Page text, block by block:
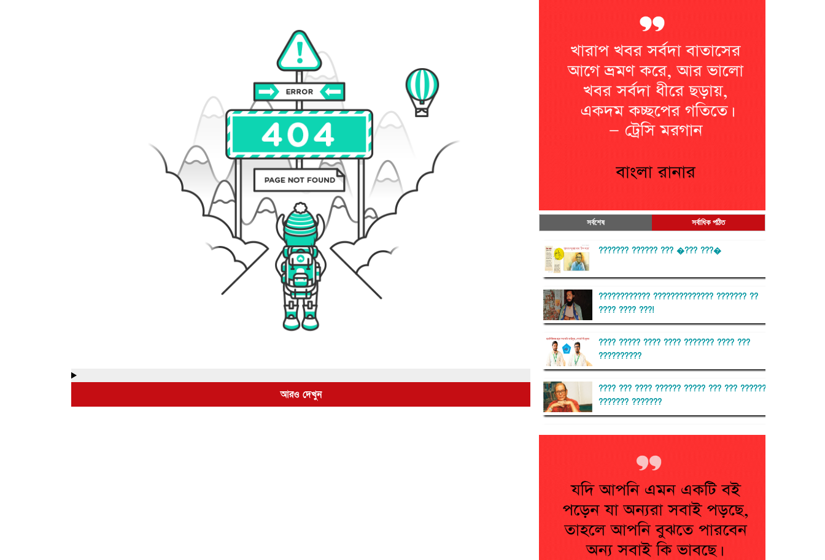
আরও দেখুন
সর্বশেষ সর্বাধিক পঠিত
??????? ?????? ??? �??? ???�
???????????? ?????????????? ??????? ??
???? ???? ???!
???? ????? ???? ???? ??????? ???? ???
??????????
???? ??? ???? ?????? ????? ??? ??? ??????
??????? ???????
??????? ?????????
?????????? ?? ?????
??????? ?????????????? ??????
???????????? ?????????? ???????
?????????????